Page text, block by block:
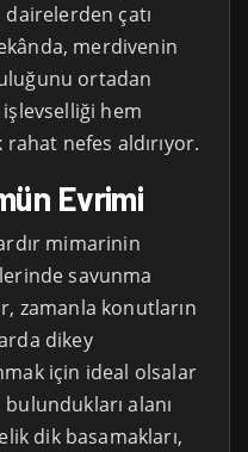
dairelerden çatı
merdivenin
ortadan
işlevselliği hem
nefes aldırıyor.
Evrimi
mimarinin
savunma
zamanla konutların
dikey
için ideal olsalar
alanı
dik basamakları,